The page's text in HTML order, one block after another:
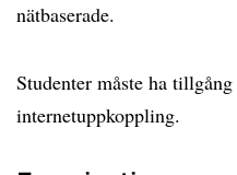
nätbaserade.
Studenter måste ha
internetuppkoppling.